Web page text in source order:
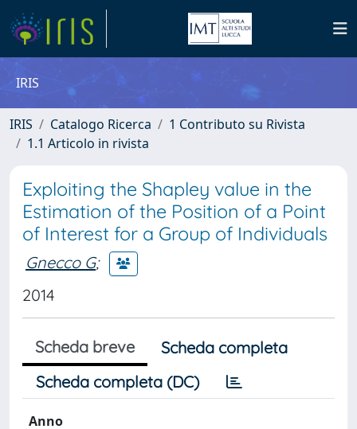
IRIS
IRIS Catalogo Ricerca
1 Contributo su Rivista
1.1 Articolo in rivista
Exploiting the Shapley value in the
Estimation of the Position of a Point
of Interest for a Group of Individuals
Gnecco G;
2014
Scheda breve
Scheda completa
Scheda completa (DC)
Anno